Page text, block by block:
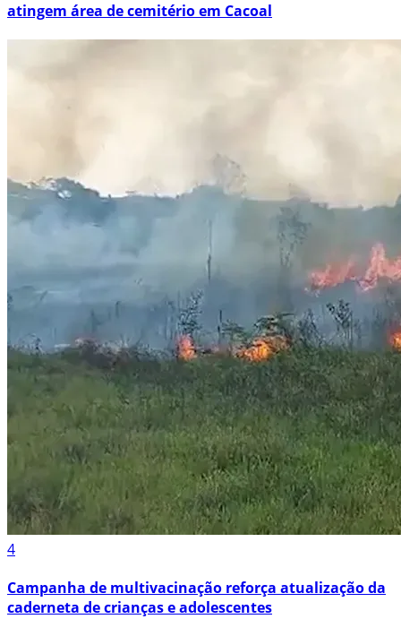
atingem área de cemitério em Cacoal
4
Campanha de multivacinação reforça atualização da
caderneta de crianças e adolescentes